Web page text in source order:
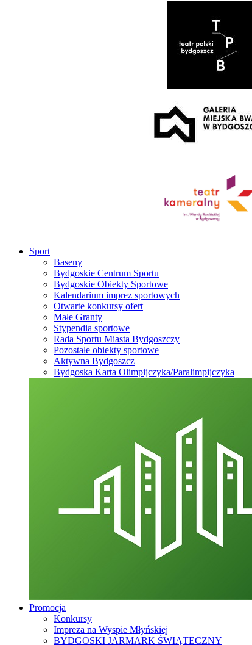
Sport
Baseny
Bydgoskie Centrum Sportu
Bydgoskie Obiekty Sportowe
Kalendarium imprez sportowych
Otwarte konkursy ofert
Małe Granty
Stypendia sportowe
Rada Sportu Miasta Bydgoszczy
Pozostałe obiekty sportowe
Aktywna Bydgoszcz
Bydgoska Karta Olimpijczyka/Paralimpijczyka
Promocja
Konkursy
Impreza na Wyspie Młyńskiej
BYDGOSKI JARMARK ŚWIĄTECZNY